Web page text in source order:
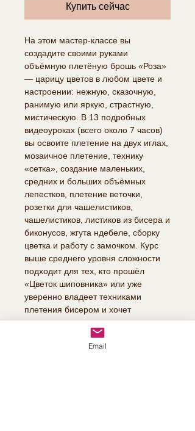
Купить сейчас
На этом мастер-классе вы
создадите своими руками
объёмную плетёную брошь «Роза»
— царицу цветов в любом цвете и
настроении: нежную, сказочную,
ранимую или яркую, страстную,
мистическую. В 13 подробных
видеоуроках (всего около 7 часов)
вы освоите плетение на двух иглах,
мозаичное плетение, технику
«сетка», создание маленьких,
средних и больших объёмных
лепестков, плетение веточки,
розетки для чашелистиков,
чашелистиков, листиков из бисера и
биконусов, жгута ндебеле, сборку
цветка и работу с замочком. Курс
выше среднего уровня сложности
подходит для тех, кто прошёл
«Цветок шиповника» или уже
уверенно владеет техниками
плетения бисером и хочет
усовершенствовать навыки.
Email